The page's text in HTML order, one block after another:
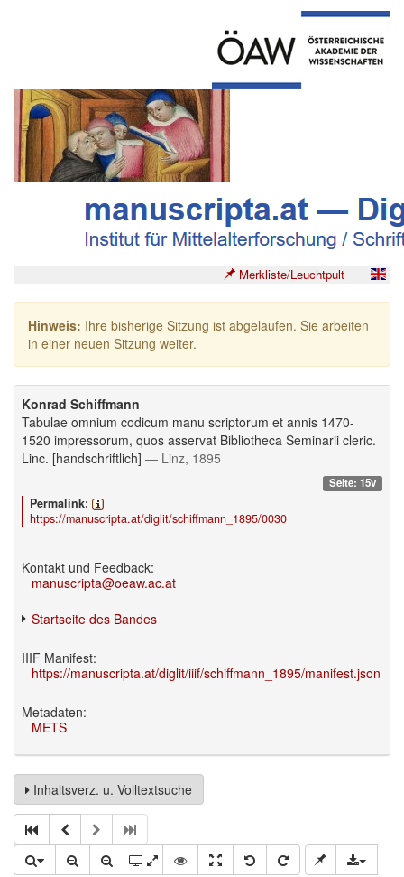
Merkliste/Leuchtpult
Hinweis: Ihre bisherige Sitzung ist abgelaufen. Sie arbeiten
in einer neuen Sitzung weiter.
Konrad Schiffmann
Tabulae omnium codicum manu scriptorum et annis 1470-
1520 impressorum, quos asservat Bibliotheca Seminarii cleric.
Linc. [handschriftlich] — Linz, 1895
Seite: 15v
Permalink:
https://manuscripta.at/diglit/schiffmann_1895/0030
Kontakt und Feedback:
manuscripta@oeaw.ac.at
Startseite des Bandes
IIIF Manifest:
https://manuscripta.at/diglit/iiif/schiffmann_1895/manifest.json
Metadaten:
METS
Inhaltsverz. u. Volltextsuche